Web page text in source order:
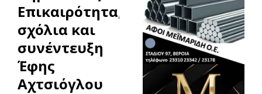
Επικαιρότητα,
σχόλια και
συνέντευξη
Έφης
Αχτσιόγλου